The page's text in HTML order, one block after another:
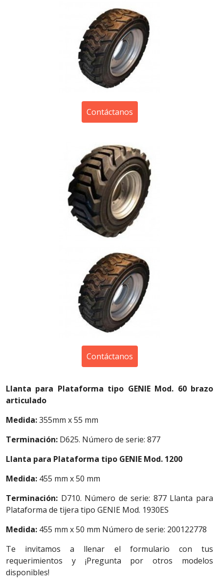
Contáctanos
Contáctanos
Llanta para Plataforma tipo GENIE Mod. 60 brazo
articulado
Medida:355mm x 55 mm
Terminación: D625. Número de serie: 877
Llanta para Plataforma tipo GENIE Mod. 1200
Medida: 455 mm x 50 mm
Terminación: D710. Número de serie: 877 Llanta para
Plataforma de tijera tipo GENIE Mod. 1930ES
Medida: 455 mm x 50 mm Número de serie: 200122778
Te invitamos a llenar el formulario con tus
requerimientos y ¡Pregunta por otros modelos
disponibles!